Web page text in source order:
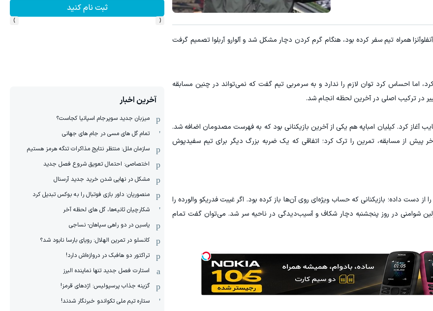
همراه تیم سفر کرده بود، هنگام گرم کردن دچار مشکل شد و آلوارو آربلوا تصمیم گرفت
اما احساس کرد توان لازم را ندارد و به سرمربی تیم گفت که نمی‌تواند در چنین مسابقه
در ترکیب اصلی در آخرین لحظه انجام شد.
را با ۹ بازیکن غایب آغاز کرد. کیلیان امباپه هم یکی از آخرین بازیکنانی بود که به فهرست مصدومان اضافه شد.
پیش از مسابقه، تمرین را ترک کرد؛ اتفاقی که یک ضربه بزرگ دیگر برای تیم سفیدپوش
خود را از دست داده؛ بازیکنانی که حساب ویژه‌ای روی آن‌ها باز کرده بود. اگر غیبت فدریکو والورده را
شوامنی در روز پنجشنبه دچار شکاف و آسیب‌دیدگی در ناحیه سر شد. می‌توان گفت تمام
ثبت نام کنید ثبت نام کنید
‹
›
آخرین اخبار
میزبان جدید سوپرجام اسپانیا کجاست؟
تمام گل های مسی در جام های جهانی
سازمان ملل: منتظر نتایج مذاکرات تنگه هرمز هستیم
اختصاصی: احتمال تعویق شروع فصل جدید
مشکل در نهایی شدن خرید جدید آرسنال
منصوریان: داور بازی فوتبال را به بوکس تبدیل کرد
شکارچیان ثانیه‌ها، گل های لحظه آخر
یاسین در دو راهی سپاهان- نساجی
کانسلو در تمرین الهلال: رویای بارسا نابود شد؟
تراکتور دو هافبک در دروازه‌اش دارد!
استارت فصل جدید تنها نماینده البرز
گزینه جذاب پرسپولیس: اژدهای قرمز!
ستاره تیم ملی تکواندو خبرنگار شدند!